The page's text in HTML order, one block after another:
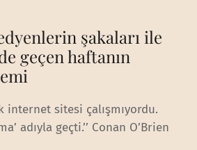
şakaları ile
geçen haftanın
internet sitesi çalışmıyordu.
adıyla geçti.’’ Conan O’Brien